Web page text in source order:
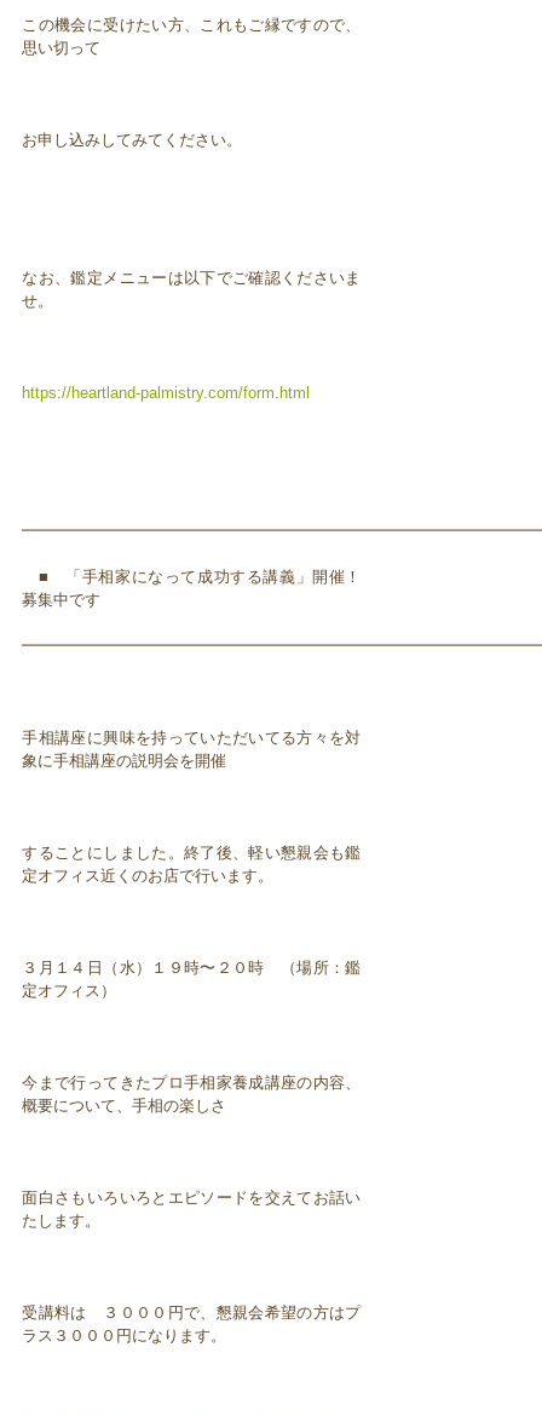
この機会に受けたい方、これもご縁ですので、
思い切って
お申し込みしてみてください。
なお、鑑定メニューは以下でご確認くださいま
せ。
https://heartland-palmistry.com/form.html
■ 「手相家になって成功する講義」開催！
募集中です
手相講座に興味を持っていただいてる方々を対
象に手相講座の説明会を開催
することにしました。終了後、軽い懇親会も鑑
定オフィス近くのお店で行います。
３月１４日（水）１９時〜２０時 （場所：鑑
定オフィス）
今まで行ってきたプロ手相家養成講座の内容、
概要について、手相の楽しさ
面白さもいろいろとエピソードを交えてお話い
たします。
受講料は ３０００円で、懇親会希望の方はプ
ラス３０００円になります。